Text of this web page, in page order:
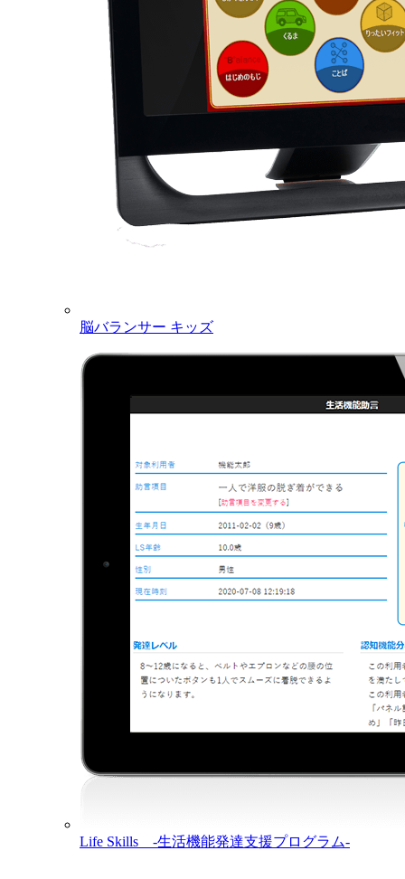
脳バランサー キッズ
Life Skills -生活機能発達支援プログラム-